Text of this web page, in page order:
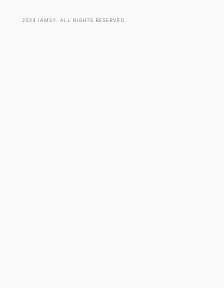
2024 IAMSY. ALL RIGHTS RESERVED.